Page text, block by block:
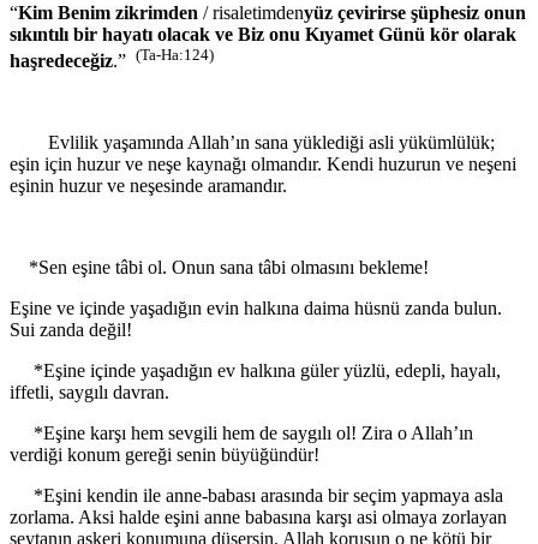
“Kim Benim zikrimden / risaletimdenyüz çevirirse şüphesiz onun
sıkıntılı bir hayatı olacak ve Biz onu Kıyamet Günü kör olarak
haşredeceğiz.” (Ta-Ha:124)
Evlilik yaşamında Allah’ın sana yüklediği asli yükümlülük;
eşin için huzur ve neşe kaynağı olmandır. Kendi huzurun ve neşeni
eşinin huzur ve neşesinde aramandır.
*Sen eşine tâbi ol. Onun sana tâbi olmasını bekleme!
Eşine ve içinde yaşadığın evin halkına daima hüsnü zanda bulun.
Sui zanda değil!
*Eşine içinde yaşadığın ev halkına güler yüzlü, edepli, hayalı,
iffetli, saygılı davran.
*Eşine karşı hem sevgili hem de saygılı ol! Zira o Allah’ın
verdiği konum gereği senin büyüğündür!
*Eşini kendin ile anne-babası arasında bir seçim yapmaya asla
zorlama. Aksi halde eşini anne babasına karşı asi olmaya zorlayan
şeytanın askeri konumuna düşersin. Allah korusun o ne kötü bir